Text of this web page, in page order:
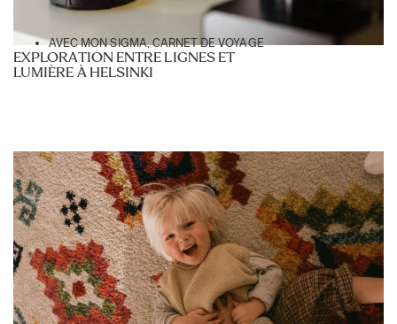
AVEC MON SIGMA,CARNET DE VOYAGE
EXPLORATION ENTRE LIGNES ET
LUMIÈRE À HELSINKI